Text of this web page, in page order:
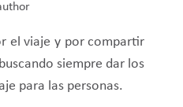
el viaje y por compartir
siempre dar los
para las personas.